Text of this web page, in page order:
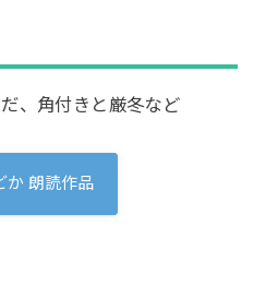
、角付きと厳冬など
か 朗読作品